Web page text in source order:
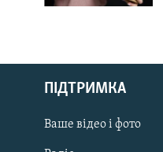
Русский
Qırımtatar
ДОЛУЧАЙСЯ!
ПІДТРИМКА
Ваше відео і фото